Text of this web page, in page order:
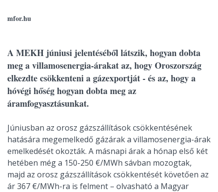
mfor.hu
A MEKH júniusi jelentéséből látszik, hogyan dobta
meg a villamosenergia-árakat az, hogy Oroszország
elkezdte csökkenteni a gázexportját - és az, hogy a
hóvégi hőség hogyan dobta meg az
áramfogyasztásunkat.
Júniusban az orosz gázszállítások csökkentésének
hatására megemelkedő gázárak a villamosenergia-árak
emelkedését okozták. A másnapi árak a hónap első két
hetében még a 150-250 €/MWh sávban mozogtak,
majd az orosz gázszállítások csökkentését követően az
ár 367 €/MWh-ra is felment – olvasható a Magyar